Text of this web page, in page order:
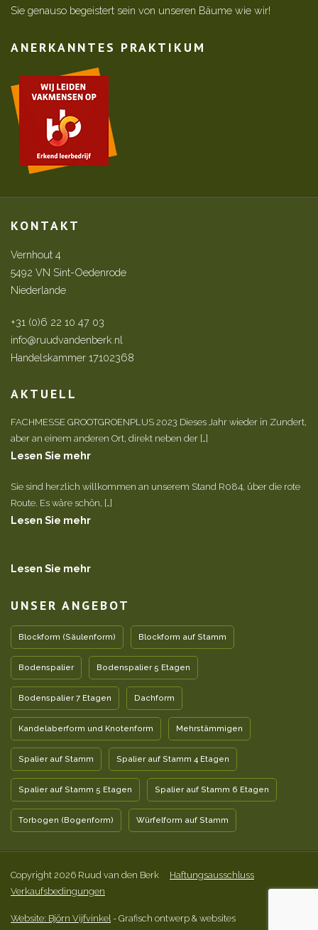
Sie genauso begeistert sein von unseren Bäume wie wir!
ANERKANNTES PRAKTIKUM
KONTAKT
Vernhout 4
5492 VN Sint-Oedenrode
Niederlande
+31 (0)6 22 10 47 03
info@ruudvandenberk.nl
Handelskammer 17102368
AKTUELL
FACHMESSE GROOTGROENPLUS 2023 Dieses Jahr wieder in Zundert,
aber an einem anderen Ort, direkt neben der […]
Lesen Sie mehr
Sie sind herzlich willkommen an unserem Stand R084, über die rote
Route. Es wäre schön, […]
Lesen Sie mehr
Lesen Sie mehr
UNSER ANGEBOT
Blockform (Säulenform) Blockform auf Stamm
Bodenspalier Bodenspalier 5 Etagen
Bodenspalier 7 Etagen Dachform
Kandelaberform und Knotenform Mehrstämmigen
Spalier auf Stamm Spalier auf Stamm 4 Etagen
Spalier auf Stamm 5 Etagen Spalier auf Stamm 6 Etagen
Torbogen (Bogenform) Würfelform auf Stamm
Copyright 2026 Ruud van den Berk
Haftungsausschluss
Verkaufsbedingungen
Website: Björn Vijfvinkel- Grafisch ontwerp & websites